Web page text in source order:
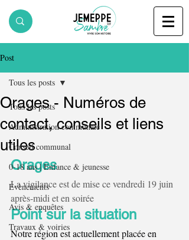
Post
Tous les posts
Administration communale
Conseil communal
0-18 ans | Enfance & jeunesse
Evènements
Avis & enquêtes
Travaux & voiries
Tous les posts
Orages - Numéros de
contact, conseils et liens
utiles
Orages
La vigilance est de mise ce vendredi 19 juin
après-midi et en soirée
Point sur la situation
Notre région est actuellement placée en